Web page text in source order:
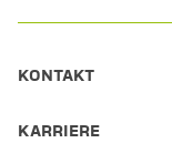
KONTAKT
KARRIERE